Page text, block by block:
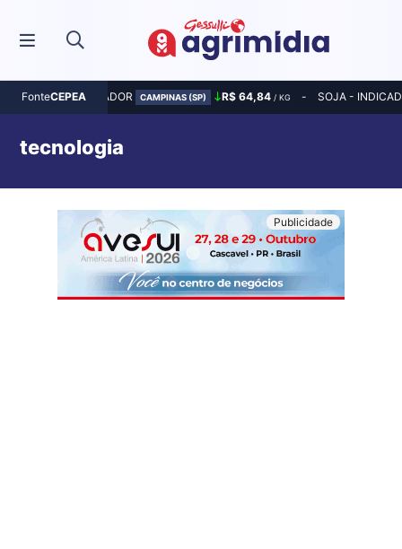
FonteCEPEA
MILHO - INDICADOR CAMPINAS (SP) R$ 64,84 / KG SOJA -
tecnologia